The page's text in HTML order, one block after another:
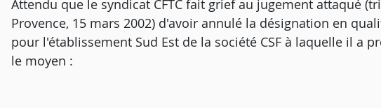
Attendu que le syndicat CFTC fait grief au jugement attaqué
Provence, 15 mars 2002) d'avoir annulé la désignation en
pour l'établissement Sud Est de la société CSF à laquelle il a
le moyen :